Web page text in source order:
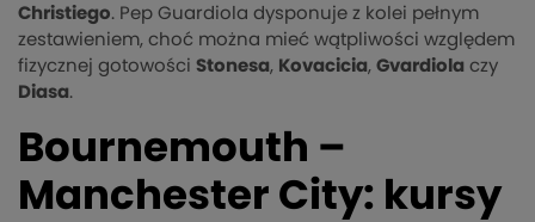
Christiego. Pep Guardiola dysponuje z kolei pełnym
zestawieniem, choć można mieć wątpliwości względem
fizycznej gotowości Stonesa, Kovacicia, Gvardiola czy
Diasa.
Bournemouth –
Manchester City: kursy